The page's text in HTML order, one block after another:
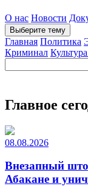
О нас Новости
Выберите тему
Главная Политика
Криминал
Главное
08.08.2026
Внезапный
Абакане и